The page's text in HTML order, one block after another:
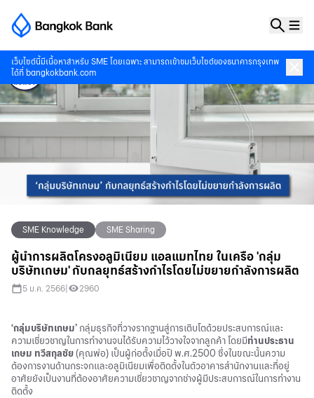
เว็บไซต์นี้มีเนื้อหาสำหรับ SME โดยเฉพาะ สามารถเข้าชมเว็บไซต์ของธนาคารกรุงเทพ
ได้ที่ bangkokbank.com
SME Knowledge SME Sharing
ผู้นำการผลิตโครงอลูมิเนียม แอลแมทไทย ในเครือ 'กลุ่ม
บริษัทเกษม' กับกลยุทธ์สร้างกำไรโดยไม่ขยายกำลังการผลิต
5 ม.ค. 2566 2960
‘กลุ่มบริษัทเกษม’ กลุ่มธุรกิจที่วางรากฐานสู่การเติบโตด้วยประสบการณ์และ
ความเชี่ยวชาญในการทำงานจนได้รับความไว้วางใจจากลูกค้า โดยมีท่านประธาน
เกษม ทวีสกุลชัย(คุณพ่อ) เป็นผู้ก่อตั้งเมื่อปี พ.ศ.2500 ซึ่งในขณะนั้นความ
ต้องการงานด้านกระจกและอลูมิเนียมเพื่อติดตั้งในตัวอาคารสำนักงานและที่อยู่
อาศัยยังเป็นงานที่ต้องอาศัยความเชี่ยวชาญจากช่างผู้มีประสบการณ์ในการทำงาน
ติดตั้ง